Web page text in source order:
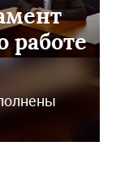
работе